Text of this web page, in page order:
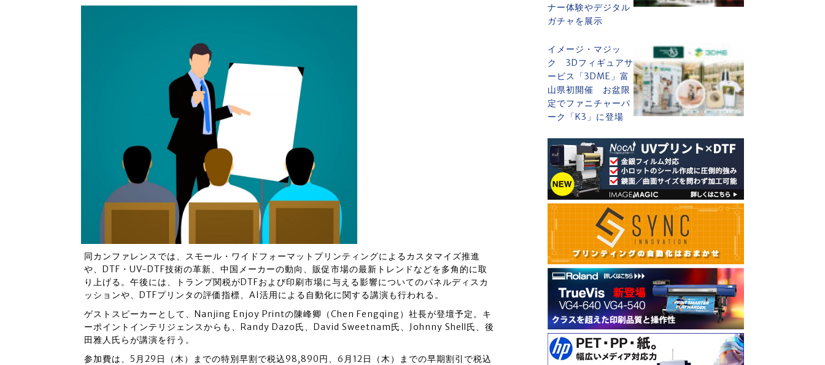
同カンファレンスでは、スモール・ワイドフォーマットプリンティングによるカスタマイズ推進
や、DTF・UV-DTF技術の革新、中国メーカーの動向、販促市場の最新トレンドなどを多角的に取
り上げる。午後には、トランプ関税がDTFおよび印刷市場に与える影響についてのパネルディスカ
ッションや、DTFプリンタの評価指標、AI活用による自動化に関する講演も行われる。
ゲストスピーカーとして、Nanjing Enjoy Printの陳峰卿（Chen Fengqing）社長が登壇予定。キ
ーポイントインテリジェンスからも、Randy Dazo氏、David Sweetnam氏、Johnny Shell氏、後
田雅人氏らが講演を行う。
参加費は、5月29日（木）までの特別早割で税込98,890円、6月12日（木）までの早期割引で税込
ナー体験やデジタル
ガチャを展示
イメージ・マジッ
ク 3Dフィギュアサ
ービス「3DME」富
山県初開催 お盆限
定でファニチャーパ
ーク「K3」に登場